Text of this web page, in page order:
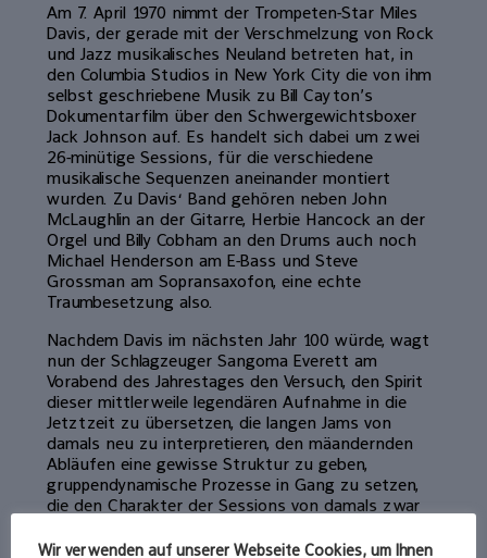
Am 7. April 1970 nimmt der Trompeten-Star Miles
Davis, der gerade mit der Verschmelzung von Rock
und Jazz musikalisches Neuland betreten hat, in
den Columbia Studios in New York City die von ihm
selbst geschriebene Musik zu Bill Cayton’s
Dokumentarfilm über den Schwergewichtsboxer
Jack Johnson auf. Es handelt sich dabei um zwei
26-minütige Sessions, für die verschiedene
musikalische Sequenzen aneinander montiert
wurden. Zu Davis‘ Band gehören neben John
McLaughlin an der Gitarre, Herbie Hancock an der
Orgel und Billy Cobham an den Drums auch noch
Michael Henderson am E-Bass und Steve
Grossman am Sopransaxofon, eine echte
Traumbesetzung also.
Nachdem Davis im nächsten Jahr 100 würde, wagt
nun der Schlagzeuger Sangoma Everett am
Vorabend des Jahrestages den Versuch, den Spirit
dieser mittlerweile legendären Aufnahme in die
Jetztzeit zu übersetzen, die langen Jams von
damals neu zu interpretieren, den mäandernden
Abläufen eine gewisse Struktur zu geben,
gruppendynamische Prozesse in Gang zu setzen,
die den Charakter der Sessions von damals zwar
Wir verwenden auf unserer Webseite Cookies, um Ihnen